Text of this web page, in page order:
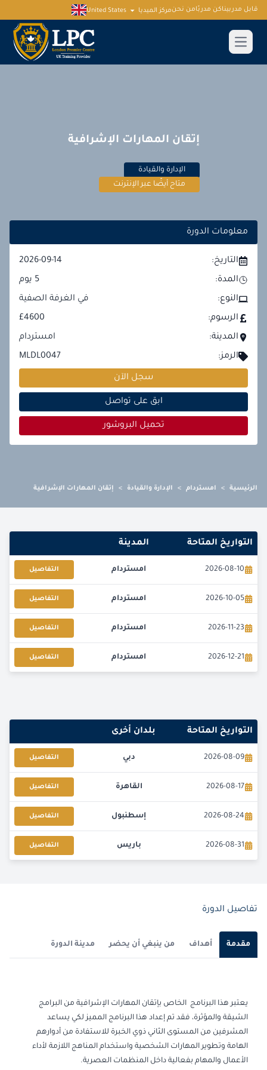
قابل مدربيناكن مدربًامن نحنمركز الميديا United States
إتقان المهارات الإشرافية
الإدارة والقيادة
متاح أيضًا عبر الإنترنت
معلومات الدورة
التاريخ:
2026-09-14
المدة:
5 يوم
النوع:
في الغرفة الصفية
الرسوم:
£4600
المدينة:
امستردام
الرمز:
MLDL0047
سجل الآن
ابق على تواصل
تحميل البروشور
الرئيسية > امستردام > الإدارة والقيادة > إتقان المهارات الإشرافية
التواريخ المتاحة المدينة
2026-08-10 امستردام التفاصيل
2026-10-05 امستردام التفاصيل
2026-11-23 امستردام التفاصيل
2026-12-21 امستردام التفاصيل
التواريخ المتاحة بلدان أخرى
2026-08-09 دبي التفاصيل
2026-08-17 القاهرة التفاصيل
2026-08-24 إسطنبول التفاصيل
2026-08-31 باريس التفاصيل
2026-09-07
2026-09-07
2026-09-21 القاهرة التفاصيل
2026-09-28 إسطنبول التفاصيل
تفاصيل الدورة
مقدمة أهداف من ينبغي أن يحضر مدينة الدورة
يعتبر هذا البرنامج الخاص بإتقان المهارات الإشرافية من البرامج
الشيقة والمؤثرة، فقد تم إعداد هذا البرنامج المميز لكي يساعد
المشرفين من المستوى الثاني ذوي الخبرة للاستفادة من أدوارهم
الهامة وتطوير المهارات الشخصية واستخدام المناهج اللازمة لأداء
الأعمال والمهام بفعالية داخل المنظمات العصرية.